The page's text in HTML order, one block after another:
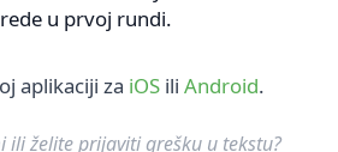
u prvoj rundi.
aplikaciji za iOS ili Android.
ili želite prijaviti grešku u tekstu?